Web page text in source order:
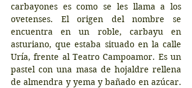
carbayones es como se les llama a los
ovetenses. El origen del nombre se
encuentra en un roble, carbayu en
asturiano, que estaba situado en la calle
Uría, frente al Teatro Campoamor. Es un
pastel con una masa de hojaldre rellena
de almendra y yema y bañado en azúcar.